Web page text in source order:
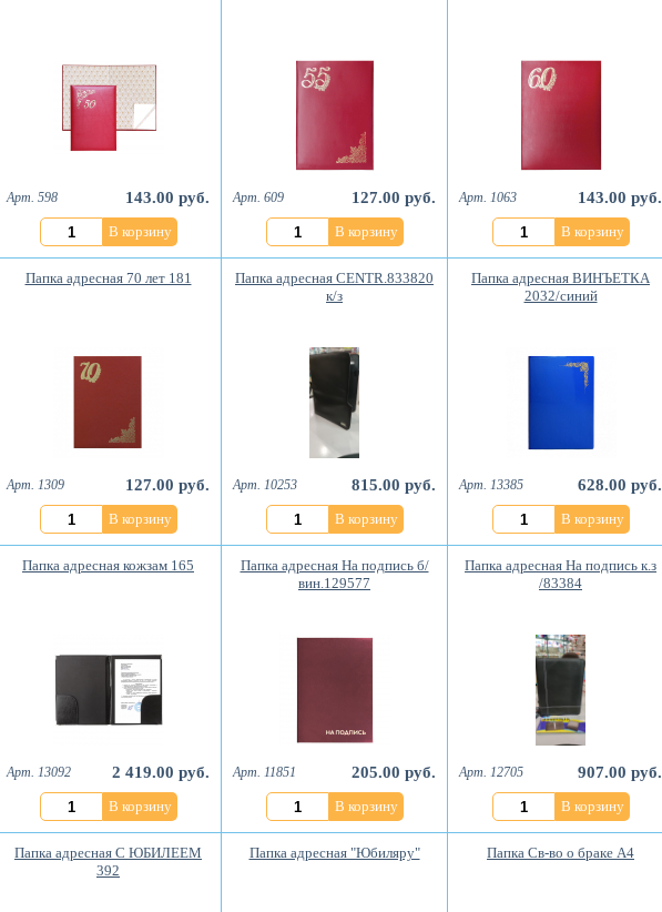
Арт. 598 143.00 руб.
В корзину
Арт. 609 127.00 руб.
В корзину
Арт. 1063 143.00 руб.
В корзину
Папка адресная 70 лет 181
Арт. 1309 127.00 руб.
В корзину
Папка адресная CENTR.833820
к/з
Арт. 10253 815.00 руб.
В корзину
Папка адресная ВИНЪЕТКА
2032/синий
Арт. 13385 628.00 руб.
В корзину
Папка адресная кожзам 165
Арт. 13092 2 419.00 руб.
В корзину
Папка адресная На подпись б/
вин.129577
Арт. 11851 205.00 руб.
В корзину
Папка адресная На подпись к.з
/83384
Арт. 12705 907.00 руб.
В корзину
Папка адресная С ЮБИЛЕЕМ
392
Папка адресная "Юбиляру" Папка Св-во о браке А4